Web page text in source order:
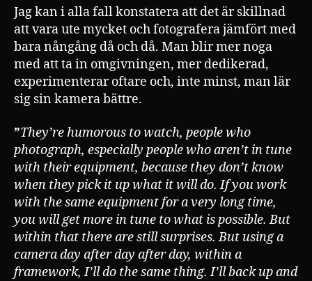
Jag kan i alla fall konstatera att det är skillnad
att vara ute mycket och fotografera jämfört med
bara nångång då och då. Man blir mer noga
med att ta in omgivningen, mer dedikerad,
experimenterar oftare och, inte minst, man lär
sig sin kamera bättre.
”They’re humorous to watch, people who
photograph, especially people who aren’t in tune
with their equipment, because they don’t know
when they pick it up what it will do. If you work
with the same equipment for a very long time,
you will get more in tune to what is possible. But
within that there are still surprises. But using a
camera day after day after day, within a
framework, I’ll do the same thing. I’ll back up and